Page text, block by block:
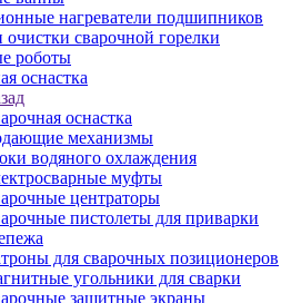
нагреватели подшипников
сварочной горелки
роботы
оснастка
оснастка
механизмы
водяного охлаждения
муфты
центраторы
пистолеты для приварки
для сварочных позиционеров
угольники для сварки
защитные экраны